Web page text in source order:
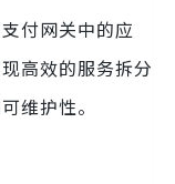
付网关中的应
高效的服务拆分
维护性。